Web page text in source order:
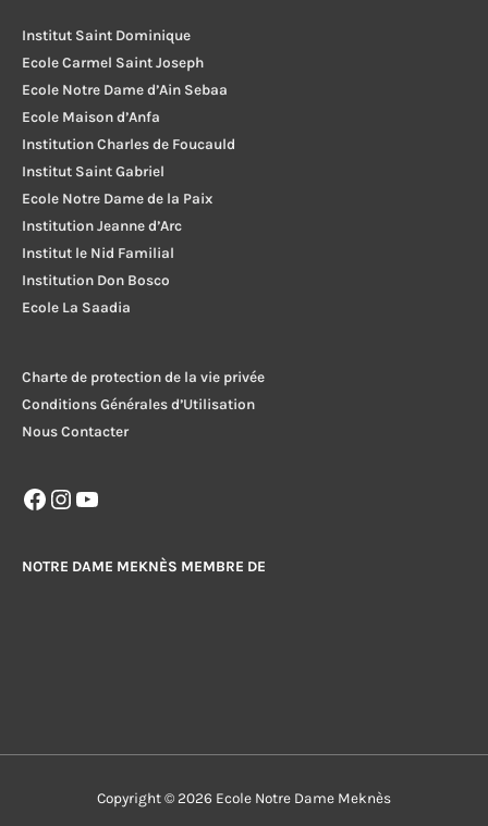
Institut Saint Dominique
Ecole Carmel Saint Joseph
Ecole Notre Dame d’Ain Sebaa
Ecole Maison d’Anfa
Institution Charles de Foucauld
Institut Saint Gabriel
Ecole Notre Dame de la Paix
Institution Jeanne d’Arc
Institut le Nid Familial
Institution Don Bosco
Ecole La Saadia
Charte de protection de la vie privée
Conditions Générales d’Utilisation
Nous Contacter
Facebook
Instagram
YouTube
NOTRE DAME MEKNÈS MEMBRE DE
Copyright © 2026 Ecole Notre Dame Meknès